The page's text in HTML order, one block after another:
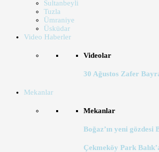
Sultanbeyli
Tuzla
Ümraniye
Üsküdar
Video Haberler
Videolar
30 Ağustos Zafer
Mekanlar
Mekanlar
Boğaz’ın yeni gözdesi
Çekmeköy Park